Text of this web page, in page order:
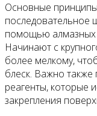
Основные
последовательное
помощью алмазных
Начинают с
более мелкому,
блеск. Важно
реагенты, которые
закрепления